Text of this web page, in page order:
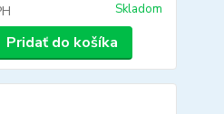
Skladom
Pridať do košíka